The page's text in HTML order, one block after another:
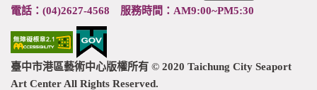
電話：(04)2627-4568 服務時間：AM9:00~PM5:30
臺中市港區藝術中心版權所有 © 2020 Taichung City Seaport
Art Center All Rights Reserved.